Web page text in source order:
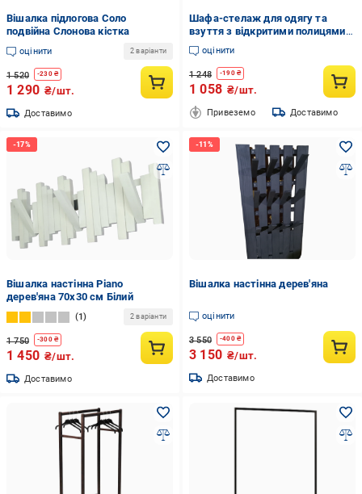
Вішалка підлогова Соло
подвійна Слонова кістка
оцінити 2 варіанти
1 520 -230₴
1 290 ₴/шт.
Доставимо
Шафа-стелаж для одягу та
взуття з відкритими полицями
та металевим каркасом
170х36х95 см Чорний (opt-
106399)
оцінити
1 248 -190₴
1 058 ₴/шт.
Привеземо Доставимо
Вішалка настінна Piano
дерев'яна 70х30 см Білий
1 2 варіанти
1 750 -300₴
1 450 ₴/шт.
Доставимо
Вішалка настінна дерев'яна
оцінити
3 550 -400₴
3 150 ₴/шт.
Доставимо